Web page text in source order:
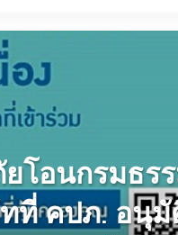
โอนกรมธร
ที่ คปภ. อนุ